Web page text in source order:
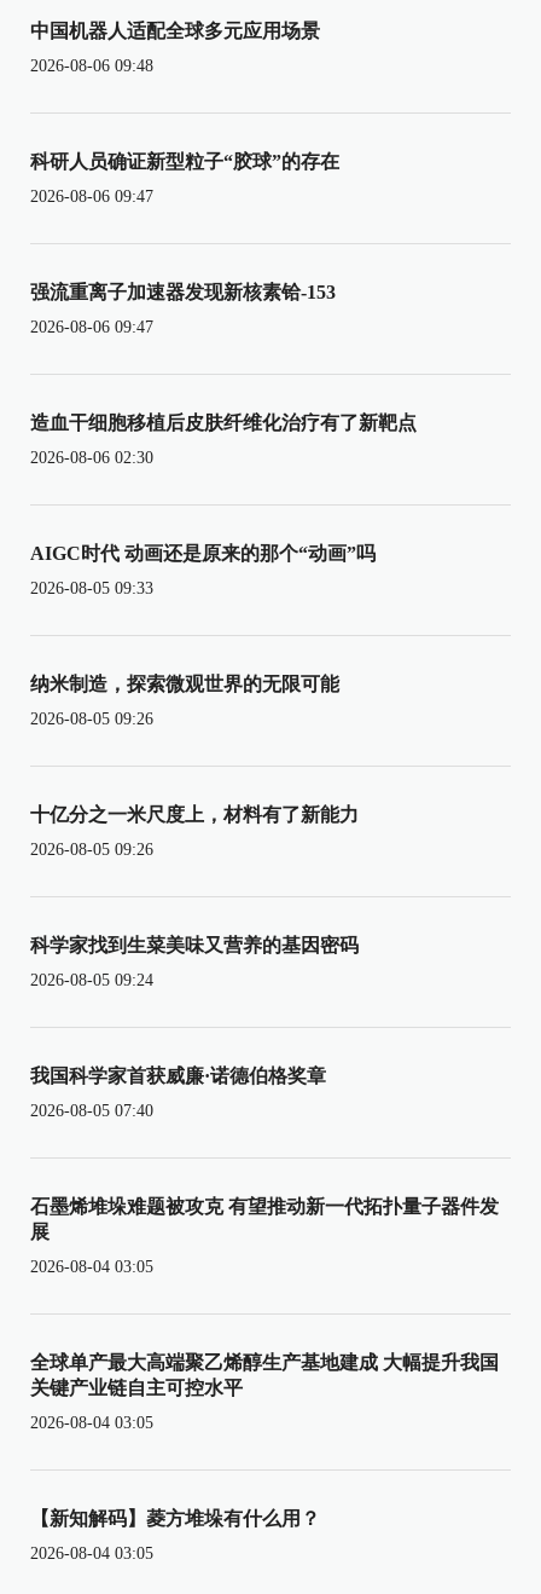
中国机器人适配全球多元应用场景
2026-08-06 09:48
科研人员确证新型粒子“胶球”的存在
2026-08-06 09:47
强流重离子加速器发现新核素铪-153
2026-08-06 09:47
造血干细胞移植后皮肤纤维化治疗有了新靶点
2026-08-06 02:30
AIGC时代 动画还是原来的那个“动画”吗
2026-08-05 09:33
纳米制造，探索微观世界的无限可能
2026-08-05 09:26
十亿分之一米尺度上，材料有了新能力
2026-08-05 09:26
科学家找到生菜美味又营养的基因密码
2026-08-05 09:24
我国科学家首获威廉·诺德伯格奖章
2026-08-05 07:40
石墨烯堆垛难题被攻克 有望推动新一代拓扑量子器件发
展
2026-08-04 03:05
全球单产最大高端聚乙烯醇生产基地建成 大幅提升我国
关键产业链自主可控水平
2026-08-04 03:05
【新知解码】菱方堆垛有什么用？
2026-08-04 03:05